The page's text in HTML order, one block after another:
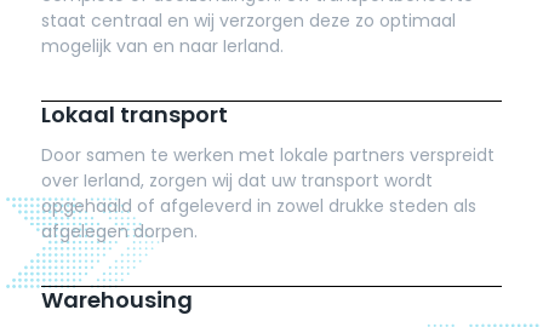
staat centraal en wij verzorgen deze zo optimaal
mogelijk van en naar Ierland.
Lokaal transport
Door samen te werken met lokale partners verspreidt
over Ierland, zorgen wij dat uw transport wordt
opgehaald of afgeleverd in zowel drukke steden als
afgelegen dorpen.
Warehousing